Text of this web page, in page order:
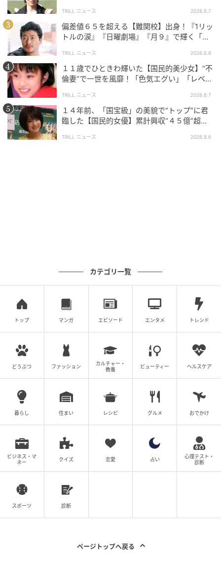
そんな感動の「家族」の物語は国境を越え、ポーラン
ドで開催された「第36回ワルシャワ国際映画祭」では
アジア映画の中から、最も優れた作品に贈られる最優
秀アジア映画賞（NETPAC賞）を見事獲得
。同映画祭
において、邦画作品がこの賞を手にするのは史上初と
いう快挙でした。この報せが届いた際、SNS上では
「おめでとう〜！」「素晴らしいですー！」「流石で
す！」といった、祝福と誇りに満ちたコメントが相次
ぎました。
映画『浅田家！』を観たことがない方、また本記事を
※記事は執筆時点の情報です
次の記事
#1 「ママ、生きてるよね？」寝ていると思
って部屋を開けたら
の記事をもっとみる
TRILL ニュース 2026.8.7
偏差値６５を超える【難関校】出身！『1リッ
トルの涙』『日曜劇場』『月９』で輝く「別
TRILL ニュース 2026.8.6
１１歳でひときわ輝いた【国民的美少女】“不
倫妻”で一世を風靡！「色気エグい」「レベ
TRILL ニュース 2026.8.7
１４年前、「国宝級」の美貌で“トップ”に君
臨した【国民的女優】累計興収“４５億”超
TRILL ニュース 2026.8.6
カテゴリ一覧
トップ マンガ エピソード エンタメ トレンド
どうぶつ ファッション
カルチャー・
教養
ビューティー ヘルスケア
暮らし 住まい レシピ グルメ おでかけ
ビジネス・マ
ネー
クイズ 恋愛 占い
心理テスト・
診断
スポーツ 診断
ページトップへ戻る